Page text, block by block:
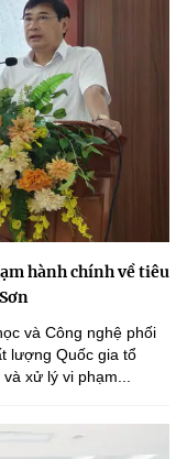
hành chính về tiêu
và Công nghệ phối
lượng Quốc gia tổ
xử lý vi phạm...